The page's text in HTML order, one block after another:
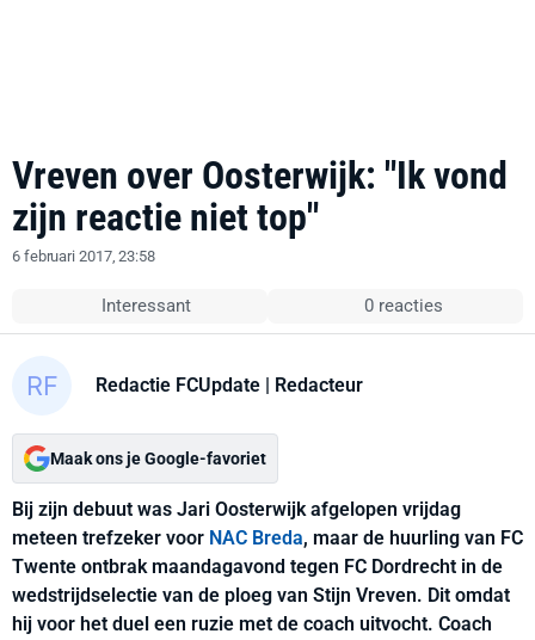
Vreven over Oosterwijk: "Ik vond
zijn reactie niet top"
6 februari 2017, 23:58
Interessant 0 reacties
Redactie FCUpdate | Redacteur
Maak ons je Google-favoriet
Bij zijn debuut was Jari Oosterwijk afgelopen vrijdag
meteen trefzeker voor NAC Breda, maar de huurling van FC
Twente ontbrak maandagavond tegen FC Dordrecht in de
wedstrijdselectie van de ploeg van Stijn Vreven. Dit omdat
hij voor het duel een ruzie met de coach uitvocht. Coach